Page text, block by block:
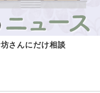
さんにだけ相談